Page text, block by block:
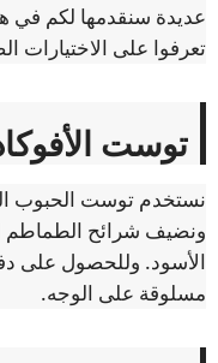
عديدة سنقدمها لكم في
تعرفوا على الاختيارات
توست
نستخدم توست الحبوب
ونضيف شرائح الطماطم
الأسود. وللحصول على
مسلوقة على الوجه.